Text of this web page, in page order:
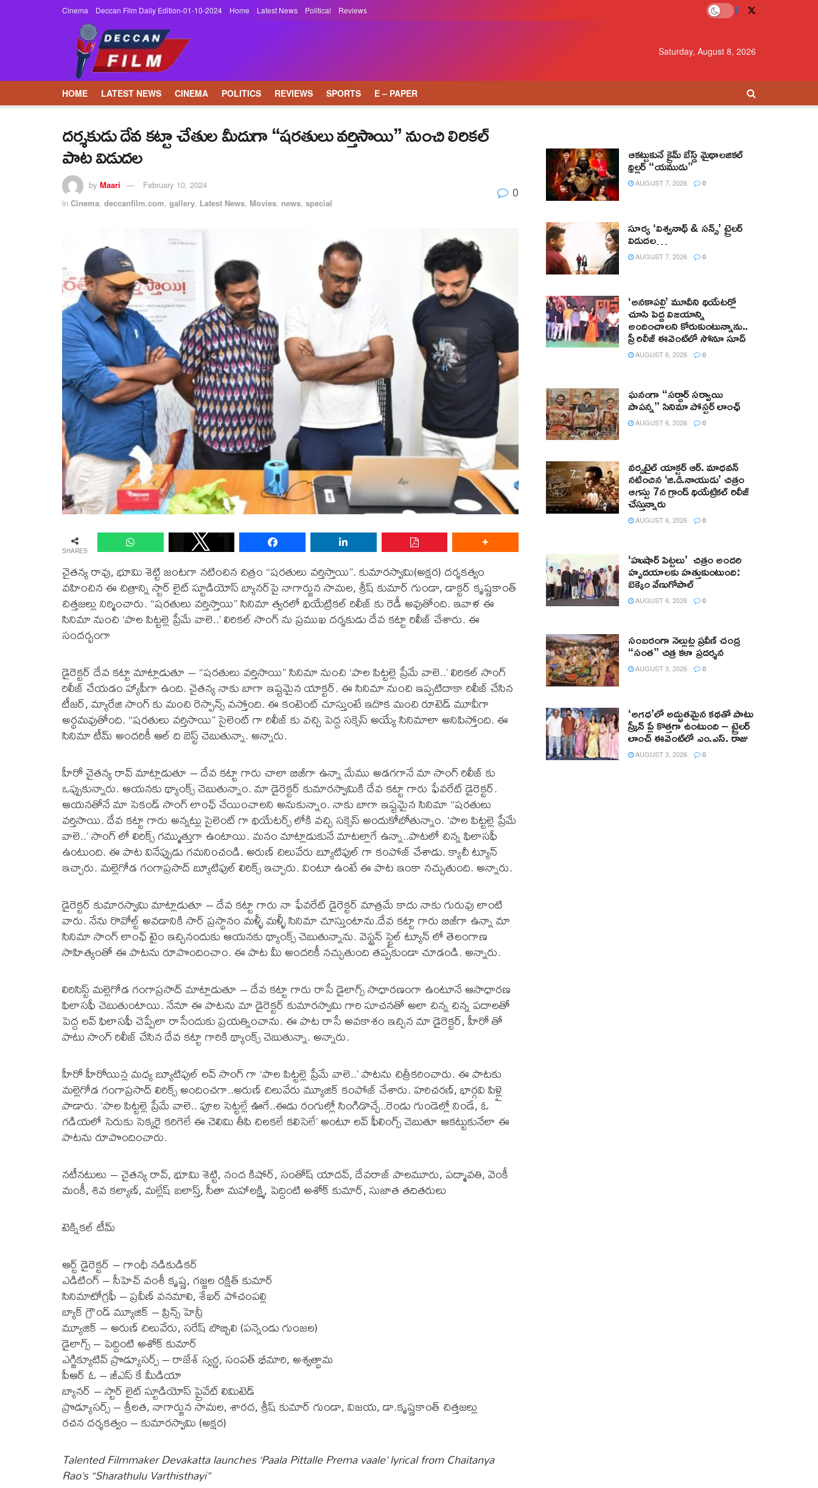
Cinema Deccan Film Daily Edition-01-10-2024 Home Latest News Political Reviews
Saturday, August 8, 2026
HOME LATEST NEWS CINEMA POLITICS REVIEWS SPORTS E – PAPER
దర్శకుడు దేవ కట్టా చేతుల మీదుగా “ష‌ర‌తులు వ‌ర్తిసాయి” నుంచి లిరికల్
పాట విడుదల
by Maari
February 10, 2024
in Cinema, deccanfilm.com, gallery, Latest News, Movies, news, special
0
SHARES
చైత‌న్య రావు, భూమి శెట్టి జంట‌గా న‌టించిన చిత్రం “ష‌ర‌తులు వ‌ర్తిస్తాయి”. కుమార‌స్వామి(అక్ష‌ర‌) ద‌ర్శ‌క‌త్వం
వ‌హించిన ఈ చిత్రాన్ని స్టార్ లైట్ స్టూడియోస్ బ్యాన‌ర్‌పై నాగార్జున సామ‌ల‌, శ్రీష్ కుమార్ గుండా, డాక్ట‌ర్ కృష్ణ‌కాంత్
చిత్త‌జ‌ల్లు నిర్మించారు. “షరతులు వర్తిస్తాయి” సినిమా త్వరలో థియేట్రికల్ రిలీజ్ కు రెడీ అవుతోంది. ఇవాళ ఈ
సినిమా నుంచి ‘పాల పిట్టల్లె ప్రేమే వాలె..’ లిరికల్ సాంగ్ ను ప్రముఖ దర్శకుడు దేవ కట్టా రిలీజ్ చేశారు. ఈ
సందర్భంగా
డైరెక్టర్ దేవ కట్టా మాట్లాడుతూ – “ష‌ర‌తులు వ‌ర్తిసాయి” సినిమా నుంచి ‘పాల పిట్టల్లె ప్రేమే వాలె..’ లిరికల్ సాంగ్
రిలీజ్ చేయడం హ్యాపీగా ఉంది. చైతన్య నాకు బాగా ఇష్టమైన యాక్టర్. ఈ సినిమా నుంచి ఇప్పటిదాకా రిలీజ్ చేసిన
టీజర్, మ్యారేజి సాంగ్ కు మంచి రెస్పాన్స్ వస్తోంది. ఈ కంటెంట్ చూస్తుంటే ఇదొక మంచి రూటెడ్ మూవీగా
అర్థమవుతోంది. “ష‌ర‌తులు వ‌ర్తిసాయి” సైలెంట్ గా రిలీజ్ కు వచ్చి పెద్ద సక్సెస్ అయ్యే సినిమాలా అనిపిస్తోంది. ఈ
సినిమా టీమ్ అందరికీ ఆల్ ది బెస్ట్ చెబుతున్నా. అన్నారు.
హీరో చైతన్య రావ్ మాట్లాడుతూ – దేవ కట్టా గారు చాలా బిజీగా ఉన్నా మేము అడగగానే మా సాంగ్ రిలీజ్ కు
ఒప్పుకున్నారు. ఆయనకు థ్యాంక్స్ చెబుతున్నాం. మా డైరెక్టర్ కుమారస్వామికి దేవ కట్టా గారు ఫేవరేట్ డైరెక్టర్.
ఆయనతోనే మా సెకండ్ సాంగ్ లాంఛ్ చేయించాలని అనుకున్నాం. నాకు బాగా ఇష్టమైన సినిమా “ష‌ర‌తులు
వ‌ర్తిసాయి. దేవ కట్టా గారు అన్నట్లు సైలెంట్ గా థియేటర్స్ లోకి వచ్చి సక్సెస్ అందుకోబోతున్నాం. ‘పాల పిట్టల్లె ప్రేమే
వాలె..’ సాంగ్ లో లిరిక్స్ గమ్ముత్తుగా ఉంటాయి. మనం మాట్లాడుకునే మాటల్లాగే ఉన్నా..పాటలో చిన్న ఫిలాసఫీ
ఉంటుంది. ఈ పాట వినేప్పుడు గమనించండి. అరుణ్ చిలువేరు బ్యూటిఫుల్ గా కంపోజ్ చేశాడు. క్యాచీ ట్యూన్
ఇచ్చారు. మల్లెగోడ గంగాప్రసాద్ బ్యూటిఫుల్ లిరిక్స్ ఇచ్చారు. వింటూ ఉంటే ఈ పాట ఇంకా నచ్చుతుంది. అన్నారు.
డైరెక్టర్ కుమారస్వామి మాట్లాడుతూ – దేవ కట్టా గారు నా ఫేవరేట్ డైరెక్టర్ మాత్రమే కాదు నాకు గురువు లాంటి
వారు. నేను రొవోల్ట్ అవడానికి సార్ ప్రస్థానం మళ్ళీ మళ్ళీ సినిమా చూస్తుంటాను.దేవ కట్టా గారు బిజీగా ఉన్నా మా
సినిమా సాంగ్ లాంఛ్ టైం ఇచ్చినందుకు ఆయనకు థ్యాంక్స్ చెబుతున్నాను. వెస్ట్రన్ స్టైల్ ట్యూన్ లో తెలంగాణ
సాహిత్యంతో ఈ పాటను రూపొందించాం. ఈ పాట మీ అందరికీ నచ్చుతుంది తప్పకుండా చూడండి. అన్నారు.
లిరిసిస్ట్ మల్లెగోడ గంగాప్రసాద్ మాట్లాడుతూ – దేవ కట్టా గారు రాసే డైలాగ్స్ సాధారణంగా ఉంటూనే ఆసాధారణ
ఫిలాసఫీ చెబుతుంటాయి. నేనూ ఈ పాటను మా డైరెక్టర్ కుమారస్వామి గారి సూచనతో అలా చిన్న చిన్న పదాలతో
పెద్ద లవ్ ఫిలాసఫీ చెప్పేలా రాసేందుకు ప్రయత్నించాను. ఈ పాట రాసే అవకాశం ఇచ్చిన మా డైరెక్టర్, హీరో తో
పాటు సాంగ్ రిలీజ్ చేసిన దేవ కట్టా గారికి థ్యాంక్స్ చెబుతున్నా. అన్నారు.
హీరో హీరోయిన్ల మధ్య బ్యూటిఫుల్ లవ్ సాంగ్ గా ‘పాల పిట్టల్లె ప్రేమే వాలె..’ పాటను చిత్రీకరించారు. ఈ పాటకు
మల్లెగోడ గంగాప్రసాద్ లిరిక్స్ అందించగా..అరుణ్ చిలువేరు మ్యూజిక్ కంపోజ్ చేశారు. హరిచరణ్, భార్గవి పిళ్లై
పాడారు. ‘పాల పిట్టల్లె ప్రేమే వాలె.. పూల సెట్టల్లే ఊగే..ఈడు రంగుల్లో సింగిడొచ్చే..రెండు గుండెల్లో నిండే, ఓ
గడియలో సెరుకు సెక్కరై కరిగెలే ఈ చెలిమి తీపి చిలకలే కలిసెలే’ అంటూ లవ్ ఫీలింగ్స్ చెబుతూ ఆకట్టుకునేలా ఈ
పాటను రూపొందించారు.
నటీనటులు – చైతన్య రావ్, భూమి శెట్టి, నంద కిషోర్, సంతోష్ యాదవ్, దేవరాజ్ పాలమూరు, పద్మావతి, వెంకీ
మంకీ, శివ కల్యాణ్, మల్లేష్ బలాస్త్, సీతా మహాలక్ష్మి, పెద్దింటి అశోక్ కుమార్, సుజాత తదితరులు
టెక్నికల్ టీమ్
ఆర్ట్ డైరెక్టర్ – గాంధీ నడికుడికర్
ఎడిటింగ్ – సీహెచ్ వంశీ కృష్ణ, గజ్జల రక్షిత్ కుమార్
సినిమాటోగ్రఫీ – ప్రవీణ్ వనమాలి, శేఖర్ పోచంపల్లి
బ్యాక్ గ్రౌండ్ మ్యూజిక్ – ప్రిన్స్ హెన్రీ
మ్యూజిక్ – అరుణ్ చిలువేరు, సరేష్ బొబ్బిలి (పన్నెండు గుంజల)
డైలాగ్స్ – పెద్దింటి అశోక్ కుమార్
ఎగ్జిక్యూటివ్ ప్రొడ్యూసర్స్ – రాజేశ్ స్వర్ణ, సంపత్ భీమారి, అశ్వత్థామ
పీఆర్ ఓ – జీఎస్ కే మీడియా
బ్యానర్ – స్టార్ లైట్ స్టూడియోస్ ప్రైవేట్ లిమిటెడ్
ప్రొడ్యూసర్స్ – శ్రీలత, నాగార్జున సామల, శారద, శ్రీష్ కుమార్ గుండా, విజయ, డా.కృష్ణకాంత్ చిత్తజల్లు
రచన దర్శకత్వం – కుమారస్వామి (అక్షర)
Talented Filmmaker Devakatta launches ‘Paala Pittalle Prema vaale’ lyrical from Chaitanya
Rao’s “Sharathulu Varthisthayi”
ఆకట్టుకునే క్రైమ్ బేస్డ్ మైథాలజికల్
థ్రిల్లర్ “యముడు”
AUGUST 7, 2026 0
సూర్య ‘విశ్వనాథ్ & సన్స్’ ట్రైలర్
విడుదల…
AUGUST 7, 2026 0
‘అనకాపల్లి’ మూవీని థియేటర్లో
చూసి పెద్ద విజయాన్ని
అందించాలని కోరుకుంటున్నాను..
ప్రీ రిలీజ్ ఈవెంట్‌లో సోనూ సూద్
AUGUST 6, 2026 0
ఘనంగా “సర్దార్ సర్వాయి
పాపన్న” సినిమా పోస్టర్ లాంఛ్
AUGUST 6, 2026 0
వర్సటైల్ యాక్టర్ ఆర్‌. మాధవన్‌
నటించిన ‘జి.డి.నాయుడు’ చిత్రం
ఆగస్టు 7న గ్రాండ్ థియేట్రికల్ రిలీజ్
చేస్తున్నారు
AUGUST 6, 2026 0
‘హుషార్‌ పిట్టలు’ చిత్రం అందరి
హృదయాలకు హత్తుకుంటుంది:
బెక్కెం వేణుగోపాల్‌
AUGUST 6, 2026 0
సంబరంగా నెల్లుట్ల ప్రవీణ్ చంద్ర
“సంత” చిత్ర కళా ప్రదర్శన
AUGUST 3, 2026 0
‘అగధ’లో అద్భుతమైన కథతో పాటు
స్క్రీన్ ప్లే కొత్తగా ఉంటుంది – ట్రైలర్
లాంచ్ ఈవెంట్‌లో ఎం.ఎస్. రాజు
AUGUST 3, 2026 0